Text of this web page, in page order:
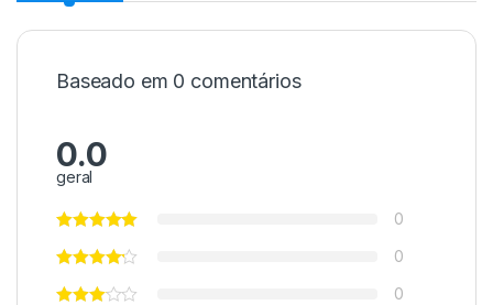
Baseado em 0 comentários
0.0
geral
0
0
0